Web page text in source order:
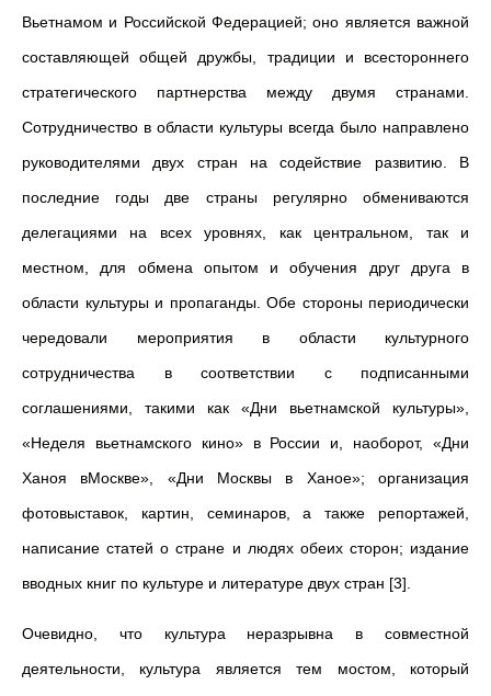
Вьетнамом и Российской Федерацией; оно является важной
составляющей общей дружбы, традиции и всестороннего
стратегического партнерства между двумя странами.
Сотрудничество в области культуры всегда было направлено
руководителями двух стран на содействие развитию. В
последние годы две страны регулярно обмениваются
делегациями на всех уровнях, как центральном, так и
местном, для обмена опытом и обучения друг друга в
области культуры и пропаганды. Обе стороны периодически
чередовали мероприятия в области культурного
сотрудничества в соответствии с подписанными
соглашениями, такими как «Дни вьетнамской культуры»,
«Неделя вьетнамского кино» в России и, наоборот, «Дни
Ханоя вМоскве», «Дни Москвы в Ханое»; организация
фотовыставок, картин, семинаров, а также репортажей,
написание статей о стране и людях обеих сторон; издание
вводных книг по культуре и литературе двух стран [3].
Очевидно, что культура неразрывна в совместной
деятельности, культура является тем мостом, который